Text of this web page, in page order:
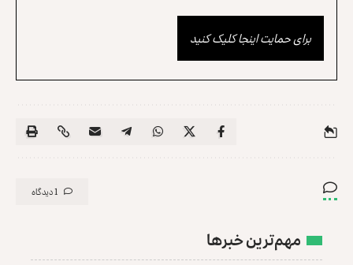
برای حمایت اینجا کلیک کنید
1 دیدگاه
مهم‌ترین خبرها